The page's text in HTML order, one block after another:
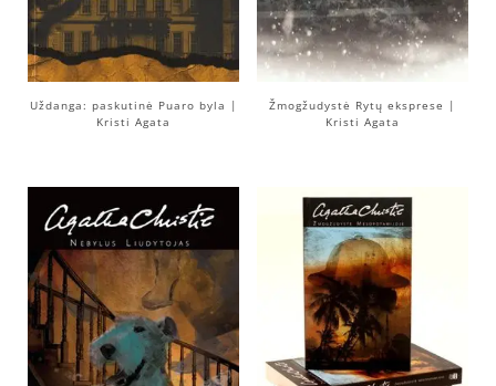
Uždanga: paskutinė Puaro byla |
Kristi Agata
Žmogžudystė Rytų eksprese |
Kristi Agata